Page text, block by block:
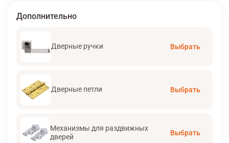
Дополнительно
Дверные ручки Выбрать
Дверные петли Выбрать
Механизмы для раздвижных
дверей
Выбрать